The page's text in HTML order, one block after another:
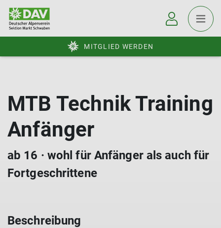
MITGLIED WERDEN
MTB Technik Training
Anfänger
ab 16 · wohl für Anfänger als auch für
Fortgeschrittene
Beschreibung